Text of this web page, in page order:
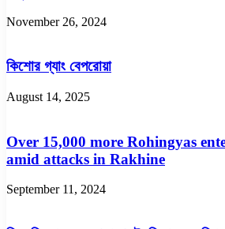
November 26, 2024
কিশোর গ্যাং বেপরোয়া
August 14, 2025
Over 15,000 more Rohingyas
amid attacks in Rakhine
September 11, 2024